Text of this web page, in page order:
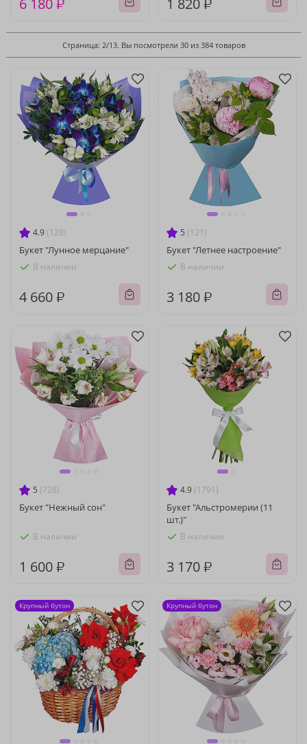
6 180 ₽ 1 820 ₽
Страница: 2/13. Вы посмотрели 30 из 384 товаров
4.9 (128)
Букет "Лунное мерцание"
В наличии
4 660 ₽
5 (121)
Букет "Летнее настроение"
В наличии
3 180 ₽
5 (728)
Букет "Нежный сон"
В наличии
1 600 ₽
4.9 (1791)
Букет "Альстромерии (11
шт.)"
В наличии
3 170 ₽
Крупный бутон Крупный бутон